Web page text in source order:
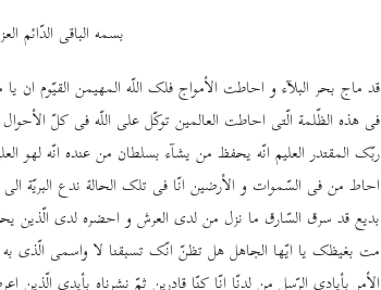
بسمه الباقی الدّائم
قد ماج بحر البلآء و احاطت الأمواج فلک اللّه المهیمن القیّوم
فی هذه الظّلمة الّتی احاطت العالمین توکّل علی اللّه فی کلّ
ربّک المقتدر العلیم انّه یحفظ من یشآء بسلطان من عنده انّه لهو
احاط من فی السّموات و الأرضین انّا فی تلک الحالة ندع البریّة الی
بدیع قد سرق السّارق ما نزل من لدی العرش و احضره لدی الّذین
مت بغیظک یا ایّها الجاهل هل تظنّ انّک تسبقنا لا واسمی الّذی